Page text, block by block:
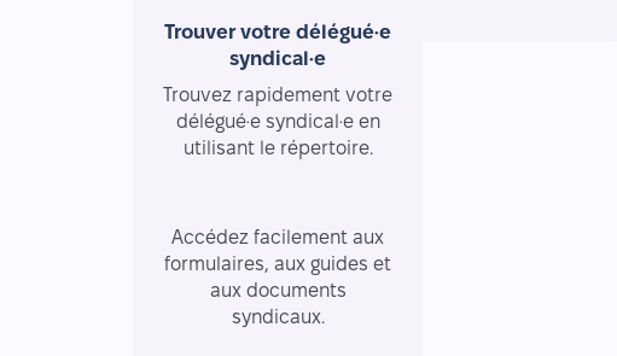
Trouver votre délégué·e
syndical·e
Trouvez rapidement votre
délégué·e syndical·e en
utilisant le répertoire.
Accédez facilement aux
formulaires, aux guides et
aux documents
syndicaux.